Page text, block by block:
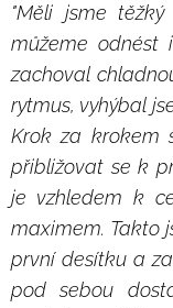
"Měli jsme
můžeme odnést
zachoval
rytmus, vyhýbal
Krok za krokem
přibližovat se k
je vzhledem k
maximem. Takto
první desítku a
pod sebou